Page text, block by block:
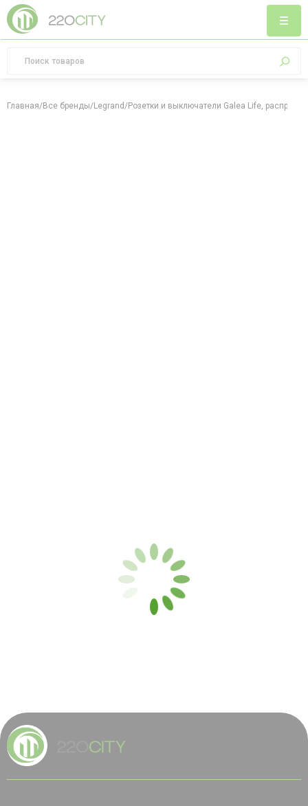
Главная/Все бренды/Legrand/Розетки и выключатели Galea Life,